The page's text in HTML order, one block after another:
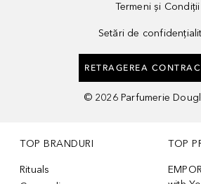
Termeni și Condiții
Setări de
RETRAGEREA
© 2026 Parfumerie
TOP BRANDURI
Rituals
TOP